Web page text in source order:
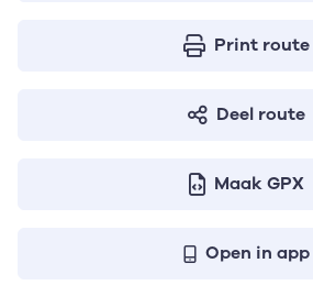
Print route
Deel route
Maak GPX
Open in app